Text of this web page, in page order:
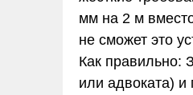
мм на 2 м
не сможет это
Как правильно:
или адвоката) и